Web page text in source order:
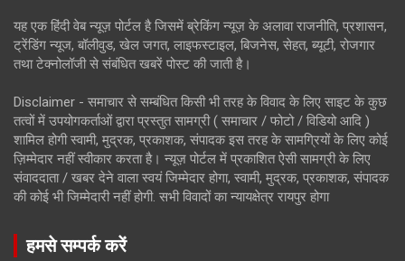
यह एक हिंदी वेब न्यूज़ पोर्टल है जिसमें ब्रेकिंग न्यूज़ के अलावा राजनीति, प्रशासन,
ट्रेंडिंग न्यूज, बॉलीवुड, खेल जगत, लाइफस्टाइल, बिजनेस, सेहत, ब्यूटी, रोजगार
तथा टेक्नोलॉजी से संबंधित खबरें पोस्ट की जाती है।
Disclaimer - समाचार से सम्बंधित किसी भी तरह के विवाद के लिए साइट के कुछ
तत्वों में उपयोगकर्ताओं द्वारा प्रस्तुत सामग्री ( समाचार / फोटो / विडियो आदि )
शामिल होगी स्वामी, मुद्रक, प्रकाशक, संपादक इस तरह के सामग्रियों के लिए कोई
ज़िम्मेदार नहीं स्वीकार करता है। न्यूज़ पोर्टल में प्रकाशित ऐसी सामग्री के लिए
संवाददाता / खबर देने वाला स्वयं जिम्मेदार होगा, स्वामी, मुद्रक, प्रकाशक, संपादक
की कोई भी जिम्मेदारी नहीं होगी. सभी विवादों का न्यायक्षेत्र रायपुर होगा
हमसे सम्पर्क करें